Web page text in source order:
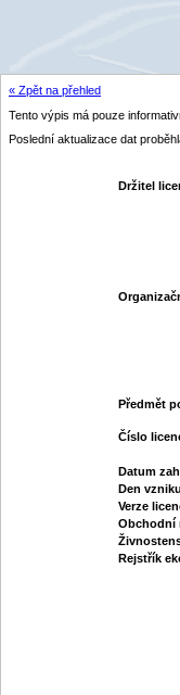
« Zpět na přehled
Tento výpis má pouze
Poslední aktualizace dat
Držitel
Předmět
Číslo
Datum
Den
Verze
Obchodní
Rejstřík